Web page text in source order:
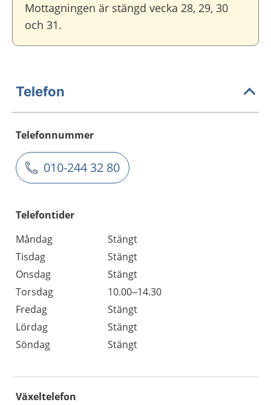
Mottagningen är stängd vecka 28, 29, 30
och 31.
Telefon
Telefonnummer
010-244 32 80
Telefontider
Måndag
Stängt
Tisdag
Stängt
Onsdag
Stängt
Torsdag
10.00–14.30
Fredag
Stängt
Lördag
Stängt
Söndag
Stängt
Växeltelefon